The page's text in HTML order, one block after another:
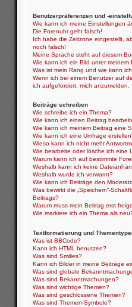
Benutzerpräferenzen und -
Wie kann ich meine Einstellungen
Die Forenuhr geht falsch!
Ich habe die Zeitzone eingestellt,
noch falsch!
Meine Sprache steht auf diesem
Wie kann ich ein Bild unter
Was ist mein Rang und wie kann
Wenn ich bei einem Benutzer auf
ich aufgefordert, mich anzumelden.
Beiträge schreiben
Wie schreibe ich ein Thema?
Wie kann ich einen Beitrag
Wie kann ich meinem Beitrag eine
Wie kann ich eine Umfrage
Wieso kann ich nicht mehr
Wie bearbeite oder lösche ich eine
Warum kann ich auf bestimmte
Weshalb kann ich keine
Weshalb wurde ich verwarnt?
Wie kann ich Beiträge den
Was bewirkt die „Speichern“-
Beitrags?
Warum muss mein Beitrag erst
Wie markiere ich ein Thema als
Textformatierung und
Was ist BBCode?
Kann ich HTML benutzen?
Was sind Smilies?
Kann ich Bilder in meine Beiträge
Was sind globale
Was sind Bekanntmachungen?
Was sind wichtige Themen?
Was sind geschlossene Themen?
Was sind Themen-Symbole?